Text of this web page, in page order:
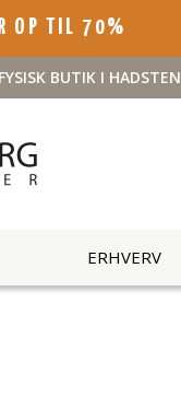
OP TIL 70%
FYSISK BUTIK I HADSTEN
ERHVERV